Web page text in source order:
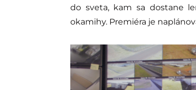
do sveta, kam sa dostane
okamihy. Premiéra je